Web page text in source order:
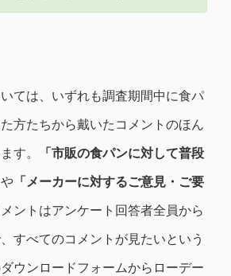
ては、いずれも調査期間中に食パ
方たちから戴いたコメントのほん
す。
「市販の食パンに対して普段
や 「メーカーに対するご意見・ご要
ントはアンケート回答者全員から
すべてのコメントが見たいという
ウンロードフォームからローデー